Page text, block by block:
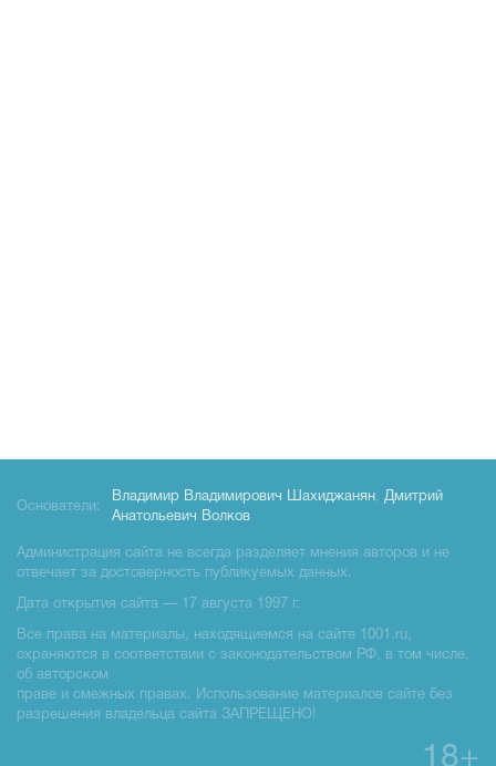
Основатели:
Владимир Владимирович Шахиджанян, Дмитрий
Анатольевич Волков
Администрация сайта не всегда разделяет мнения авторов и не
отвечает за достоверность публикуемых данных.
Дата открытия сайта — 17 августа 1997 г.
Все права на материалы, находящиемся на сайте 1001.ru,
охраняются в соответствии с законодательством РФ, в том числе,
об авторском
праве и смежных правах. Использование материалов сайте без
разрешения владельца сайта ЗАПРЕЩЕНО!
18+